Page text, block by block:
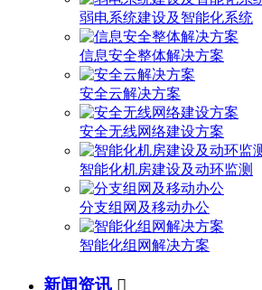
弱电系统建设及智能化系统
信息安全整体解决方案
安全云解决方案
安全无线网络建设方案
智能化机房建设及动环监测
分支组网及移动办公
智能化组网解决方案
新闻资讯 